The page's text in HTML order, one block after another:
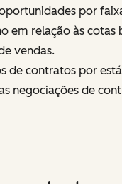
por
relação às cotas
vendas.
de contratos por
negociações de